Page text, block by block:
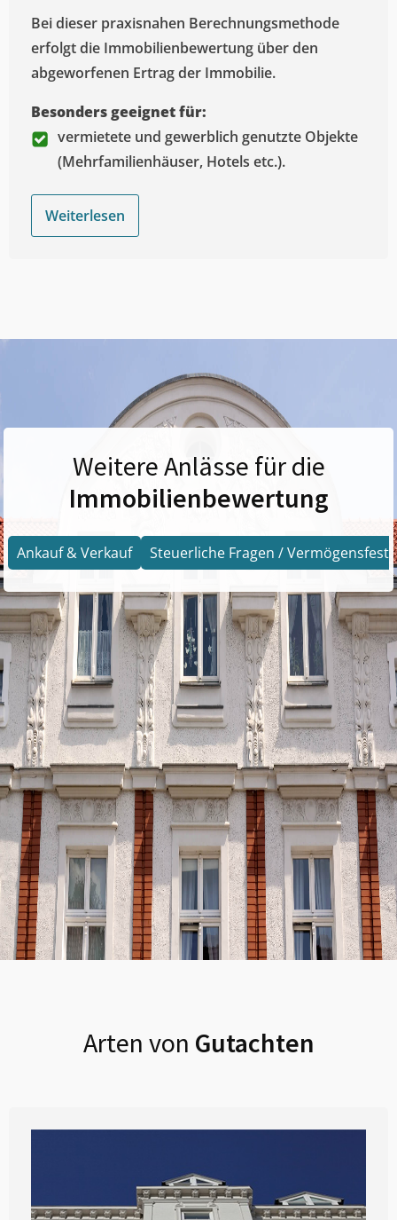
Bei dieser praxisnahen Berechnungsmethode
erfolgt die Immobilienbewertung über den
abgeworfenen Ertrag der Immobilie.
Besonders geeignet für:
vermietete und gewerblich genutzte Objekte
(Mehrfamilienhäuser, Hotels etc.).
Weiterlesen
Weitere Anlässe für die
Immobilienbewertung
Ankauf & Verkauf Steuerliche Fragen /
Arten von Gutachten